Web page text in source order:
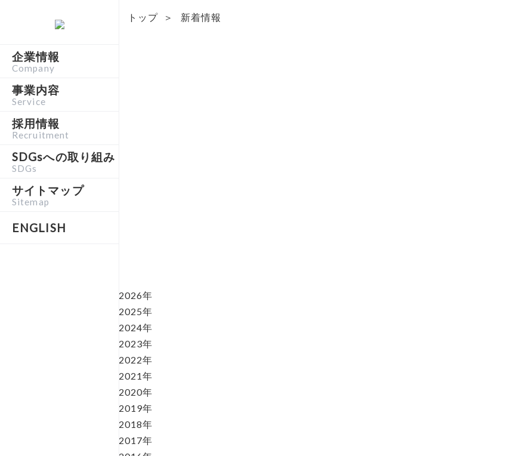
企業情報
Company
事業内容
Service
採用情報
Recruitment
SDGsへの取り組み
SDGs
サイトマップ
Sitemap
ENGLISH
トップ ＞ 新着情報
2026年
2025年
2024年
2023年
2022年
2021年
2020年
2019年
2018年
2017年